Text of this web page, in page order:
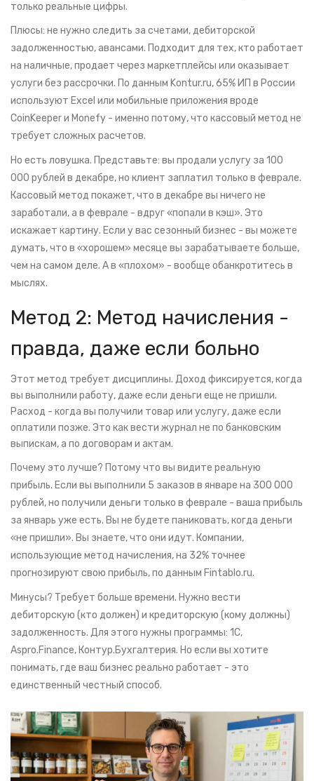
только реальные цифры.
Плюсы: не нужно следить за счетами, дебиторской
задолженностью, авансами. Подходит для тех, кто работает
на наличные, продает через маркетплейсы или оказывает
услуги без рассрочки. По данным Kontur.ru, 65% ИП в России
используют Excel или мобильные приложения вроде
CoinKeeper и Monefy - именно потому, что кассовый метод не
требует сложных расчетов.
Но есть ловушка. Представьте: вы продали услугу за 100
000 рублей в декабре, но клиент заплатил только в феврале.
Кассовый метод покажет, что в декабре вы ничего не
заработали, а в феврале - вдруг «попали в кэш». Это
искажает картину. Если у вас сезонный бизнес - вы можете
думать, что в «хорошем» месяце вы зарабатываете больше,
чем на самом деле. А в «плохом» - вообще обанкротитесь в
мыслях.
Метод 2: Метод начисления -
правда, даже если больно
Этот метод требует дисциплины. Доход фиксируется, когда
вы выполнили работу, даже если деньги еще не пришли.
Расход - когда вы получили товар или услугу, даже если
оплатили позже. Это как вести журнал не по банковским
выпискам, а по договорам и актам.
Почему это лучше? Потому что вы видите реальную
прибыль. Если вы выполнили 5 заказов в январе на 300 000
рублей, но получили деньги только в феврале - ваша прибыль
за январь уже есть. Вы не будете паниковать, когда деньги
«не пришли». Вы знаете, что они идут. Компании,
использующие метод начисления, на 32% точнее
прогнозируют свою прибыль, по данным Fintablo.ru.
Минусы? Требует больше времени. Нужно вести
дебиторскую (кто должен) и кредиторскую (кому должны)
задолженность. Для этого нужны программы: 1С,
Aspro.Finance, Контур.Бухгалтерия. Но если вы хотите
понимать, где ваш бизнес реально работает - это
единственный честный способ.